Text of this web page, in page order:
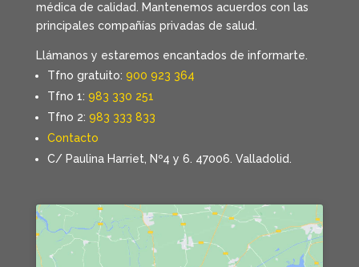
médica de calidad. Mantenemos acuerdos con las
principales compañías privadas de salud.
Llámanos y estaremos encantados de informarte.
Tfno gratuito: 900 923 364
Tfno 1: 983 330 251
Tfno 2: 983 333 833
Contacto
C/ Paulina Harriet, Nº4 y 6. 47006. Valladolid.